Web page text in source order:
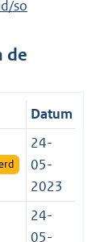
so
de
Datum
24-
05-
2023
24-
05-